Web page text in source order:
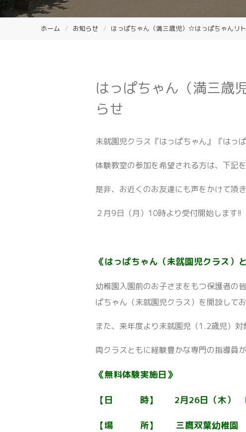
ホーム お知らせ はっぱちゃん（満三歳児）☆はっぱちゃんリ
はっぱちゃん（満三歳
らせ
未就園児クラス『はっぱちゃん』『はっ
体験教室の参加を希望される方は、下記
是非、お近くのお友達にも声をかけて頂
２月9日（月）10時より受付開始します!!
《はっぱちゃん（未就園児クラス）
幼稚園入園前のお子さまをもつ保護者の
ぱちゃん（未就園児クラス）を開設してお
また、来年度より未就園児（1.2歳児）対
両クラスともに経験豊かな専門の指導員
《無料体験実施日》
【日 時】 2月26日（木） は
【場 所】 三鷹双葉幼稚園